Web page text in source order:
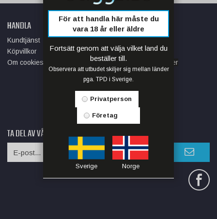
HANDLA
Kundtjänst
Köpvillkor
Om cookies
INFORMATION
Butik
Artiklar om e-cigaretter
Integitetspolicy
Nyheter
TA DEL AV VÅRA BÄSTA ERBJUDANDENOCH NYHETER
För att handla här måste du
vara 18 år eller äldre
Fortsätt genom att välja vilket land du
beställer till.
Observera att utbudet skiljer sig mellan länder
pga. TPD i Sverige.
Privatperson
Företag
Sverige Norge